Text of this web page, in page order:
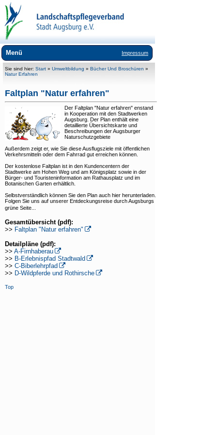
Impressum
Menü
Wir über uns
Umweltbildung
WasSerLeben - Natur in Augsburg
+
Bayerns UrEinwohner
+
AUGSBURG sucht...
Zoogehege
Heide im Bot. Garten
Naturlehrpfade
+
Bücher und Broschüren
Informationstafeln
Besucherlenkung
Lebensräume
Arten
Downloads
Sie sind hier: Start » Umweltbildung » Bücher Und Broschüren »
Natur Erfahren
Faltplan "Natur erfahren"
Der Faltplan "Natur erfahren" enstand
in Kooperation mit den Stadtwerken
Augsburg. Der Plan enthält eine
detaillierte Übersichtskarte und
Beschreibungen der Augsburger
Naturschutzgebiete
Außerdem zeigt er, wie Sie diese Ausflugsziele mit öffentlichen
Verkehrsmitteln oder dem Fahrrad gut erreichen können.
Der kostenlose Faltplan ist in den Kundencentern der
Stadtwerke am Hohen Weg und am Königsplatz sowie in der
Bürger- und Touristeninformation am Rathausplatz und im
Botanischen Garten erhältlich.
Selbstverständlich können Sie den Plan auch hier herunterladen.
Folgen Sie uns auf unserer Entdeckungsreise durch Augsburgs
grüne Seite...
Gesamtübersicht (pdf):
>> Faltplan "Natur erfahren"
Detailpläne (pdf):
>> A-Firnhaberau
>> B-Erlebnispfad Stadtwald
>> C-Biberlehrpfad
>> D-Wildpferde und Rothirsche
Top